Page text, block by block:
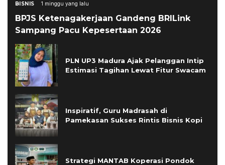
BISNIS 1 minggu yang lalu
BPJS Ketenagakerjaan Gandeng BRILink
Sampang Pacu Kepesertaan 2026
PLN UP3 Madura Ajak Pelanggan Intip
Estimasi Tagihan Lewat Fitur Swacam
Inspiratif, Guru Madrasah di
Pamekasan Sukses Rintis Bisnis Kopi
Strategi MANTAB Koperasi Pondok